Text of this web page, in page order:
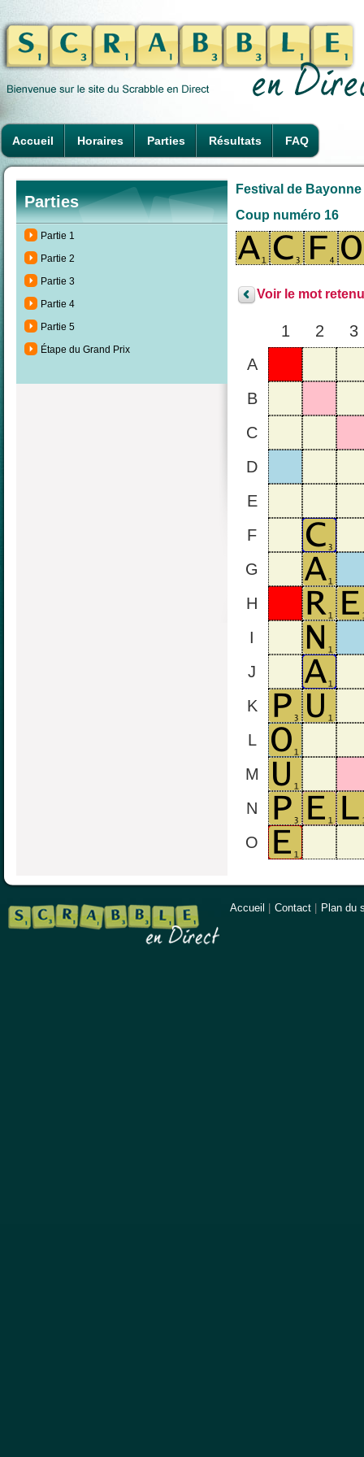
Accueil Horaires Parties Résultats FAQ
Parties
Partie 1
Partie 2
Partie 3
Partie 4
Partie 5
Étape du Grand Prix
Festival de
Coup numéro 16
Voir le mot
1 2
3
A
B
C
D
E
F
G
H
I
J
K
L
M
N
O
Accueil Contact Plan du